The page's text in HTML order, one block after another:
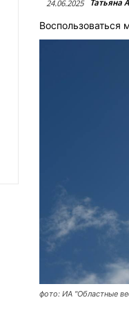
24.06.2025 Татьяна
Воспользоваться
фото: ИА "Областные